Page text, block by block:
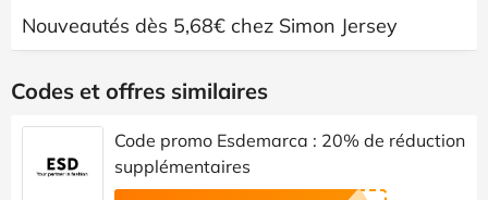
Nouveautés dès 5,68€ chez Simon Jersey
Codes et offres similaires
Code promo Esdemarca : 20% de réduction
supplémentaires